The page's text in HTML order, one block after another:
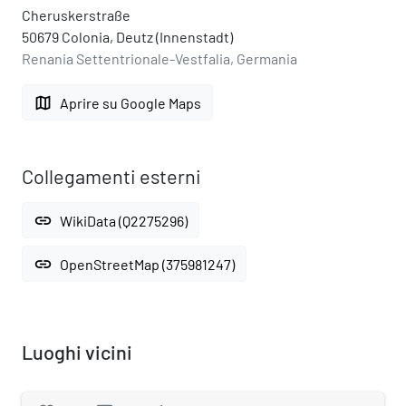
Cheruskerstraße
50679 Colonia, Deutz (Innenstadt)
Renania Settentrionale-Vestfalia, Germania
map Aprire su Google Maps
Collegamenti esterni
link WikiData (Q2275296)
link OpenStreetMap (375981247)
Luoghi vicini